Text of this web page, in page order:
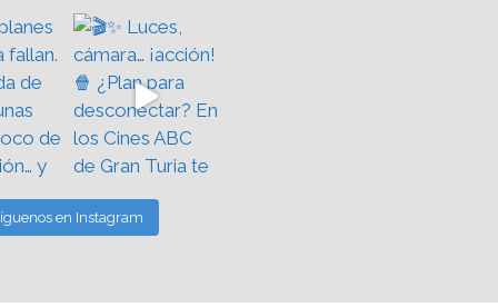
en Instagram